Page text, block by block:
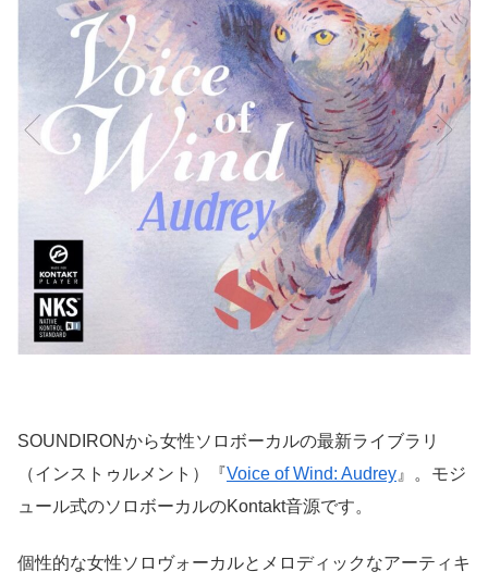
SOUNDIRONから女性ソロボーカルの最新ライブラリ
（インストゥルメント）『Voice of Wind: Audrey 』。モジ
ュール式のソロボーカルのKontakt音源です。
個性的な女性ソロヴォーカルとメロディックなアーティキ